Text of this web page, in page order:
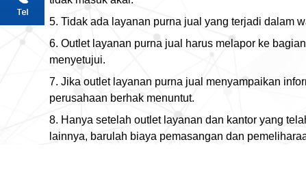
5. Tidak ada layanan purna jual yang terjadi dalam
6. Outlet layanan purna jual harus melapor ke
menyetujui.
7. Jika outlet layanan purna jual menyampaikan
perusahaan berhak menuntut.
8. Hanya setelah outlet layanan dan kantor yang
lainnya, barulah biaya pemasangan dan